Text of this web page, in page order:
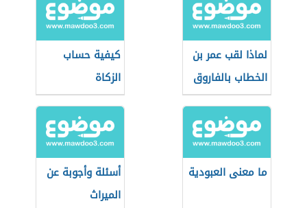
لماذا لقب عمر بن
الخطاب بالفاروق
كيفية حساب
الزكاة
ما معنى العبودية
أسئلة وأجوبة عن
الميراث